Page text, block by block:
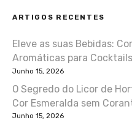
ARTIGOS RECENTES
Eleve as suas Bebidas:
Aromáticas para
Junho 15, 2026
O Segredo do Licor de
Cor Esmeralda sem
Junho 15, 2026